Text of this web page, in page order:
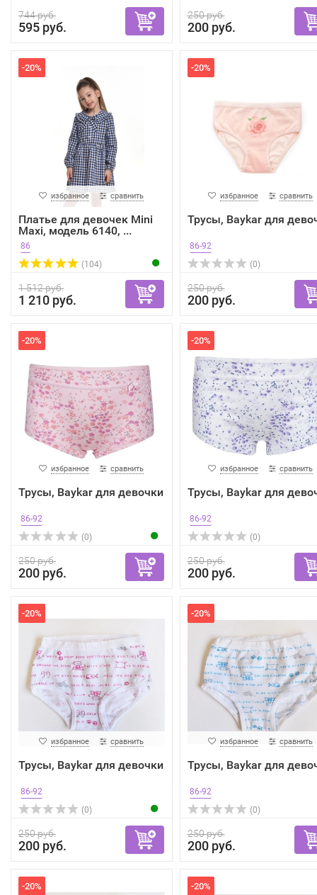
744 руб.
595 руб.
250 руб.
200 руб.
-20%
избранное сравнить
Платье для девочек Mini
Maxi, модель 6140, ...
86
(104)
1 512 руб.
1 210 руб.
-20%
избранное сравнить
Трусы, Baykar для
86-92
(0)
250 руб.
200 руб.
-20%
избранное сравнить
Трусы, Baykar для девочки
86-92
(0)
250 руб.
200 руб.
-20%
избранное сравнить
Трусы, Baykar для
86-92
(0)
250 руб.
200 руб.
-20%
избранное сравнить
Трусы, Baykar для девочки
86-92
(0)
250 руб.
200 руб.
-20%
избранное сравнить
Трусы, Baykar для
86-92
(0)
250 руб.
200 руб.
-20% -20%